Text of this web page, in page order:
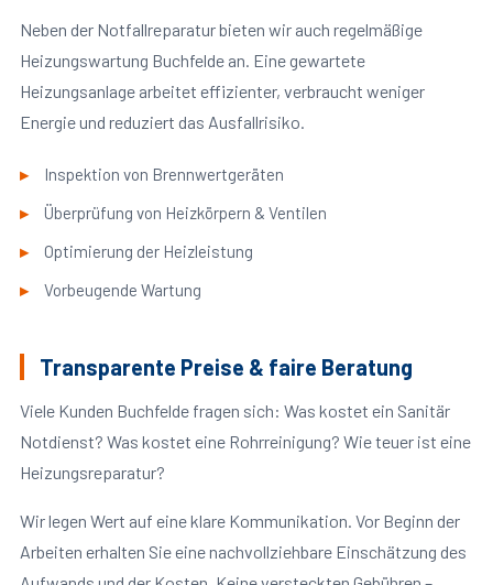
Neben der Notfallreparatur bieten wir auch regelmäßige
Heizungswartung Buchfelde an. Eine gewartete
Heizungsanlage arbeitet effizienter, verbraucht weniger
Energie und reduziert das Ausfallrisiko.
Inspektion von Brennwertgeräten
Überprüfung von Heizkörpern & Ventilen
Optimierung der Heizleistung
Vorbeugende Wartung
Transparente Preise & faire Beratung
Viele Kunden Buchfelde fragen sich: Was kostet ein Sanitär
Notdienst? Was kostet eine Rohrreinigung? Wie teuer ist eine
Heizungsreparatur?
Wir legen Wert auf eine klare Kommunikation. Vor Beginn der
Arbeiten erhalten Sie eine nachvollziehbare Einschätzung des